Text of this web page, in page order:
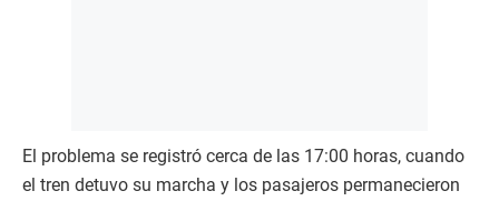
El problema se registró cerca de las 17:00 horas, cuando
el tren detuvo su marcha y los pasajeros permanecieron